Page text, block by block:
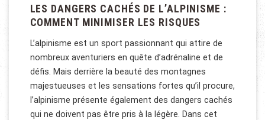
LES DANGERS CACHÉS DE L’ALPINISME :
COMMENT MINIMISER LES RISQUES
L’alpinisme est un sport passionnant qui attire de
nombreux aventuriers en quête d’adrénaline et de
défis. Mais derrière la beauté des montagnes
majestueuses et les sensations fortes qu’il procure,
l’alpinisme présente également des dangers cachés
qui ne doivent pas être pris à la légère. Dans cet